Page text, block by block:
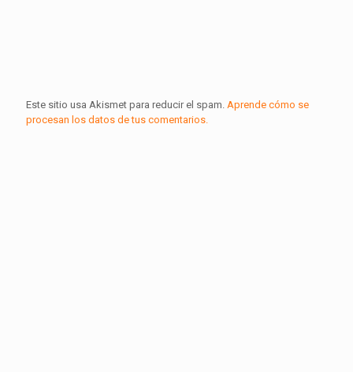
Este sitio usa Akismet para reducir el spam. Aprende cómo se
procesan los datos de tus comentarios.